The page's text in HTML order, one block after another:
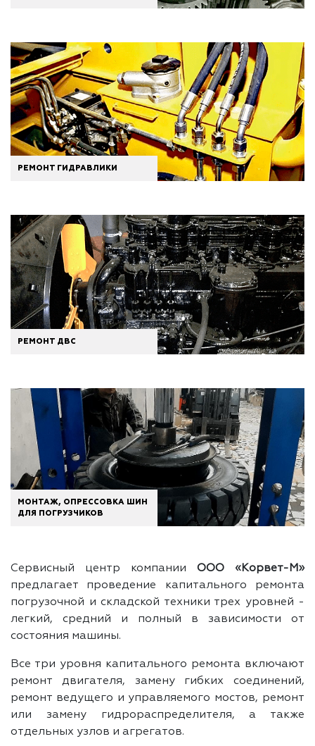
РЕМОНТ ГИДРАВЛИКИ
РЕМОНТ ДВС
МОНТАЖ, ОПРЕССОВКА ШИН
ДЛЯ ПОГРУЗЧИКОВ
Сервисный центр компании ООО «Корвет-М»
предлагает проведение капитального ремонта
погрузочной и складской техники трех уровней -
легкий, средний и полный в зависимости от
состояния машины.
Все три уровня капитального ремонта включают
ремонт двигателя, замену гибких соединений,
ремонт ведущего и управляемого мостов, ремонт
или замену гидрораспределителя, а также
отдельных узлов и агрегатов.